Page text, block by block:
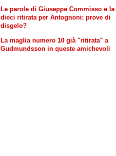
Le parole di Giuseppe Commisso e la
dieci ritirata per Antognoni: prove di
disgelo?
La maglia numero 10 già "ritirata" a
Gudmundsson in queste amichevoli